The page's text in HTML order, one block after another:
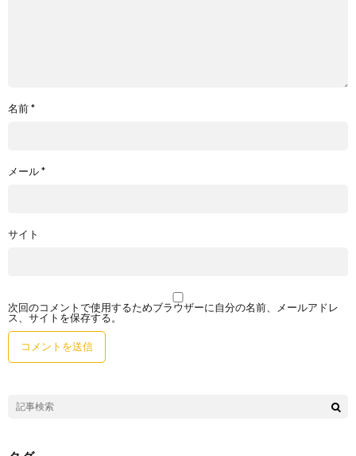
名前*
メール*
サイト
次回のコメントで使用するためブラウザーに自分の名前、メールアドレ
ス、サイトを保存する。